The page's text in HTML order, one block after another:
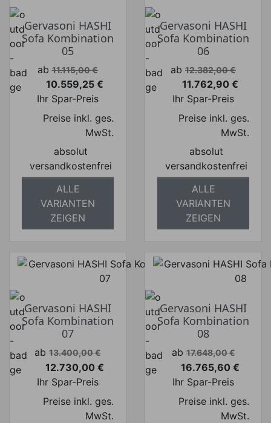
Gervasoni HASHI
Sofa Kombination
05
Verkaufspreis
ab 11.115,00 €
Preis
10.559,25 €
Ihr Spar-Preis
Preise inkl. ges.
MwSt.
absolut
versandkostenfrei
ALLE
VARIANTEN
ZEIGEN
Gervasoni HASHI
Sofa Kombination
06
Verkaufspreis
ab 12.382,00 €
Preis
11.762,90 €
Ihr Spar-Preis
Preise inkl. ges.
MwSt.
absolut
versandkostenfrei
ALLE
VARIANTEN
ZEIGEN
Gervasoni HASHI
Sofa Kombination
07
Verkaufspreis
ab 13.400,00 €
Preis
12.730,00 €
Ihr Spar-Preis
Preise inkl. ges.
MwSt.
Gervasoni HASHI
Sofa Kombination
08
Verkaufspreis
ab 17.648,00 €
Preis
16.765,60 €
Ihr Spar-Preis
Preise inkl. ges.
MwSt.